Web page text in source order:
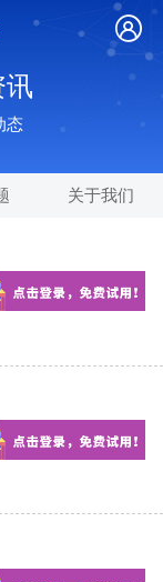
讯
态
关于我们